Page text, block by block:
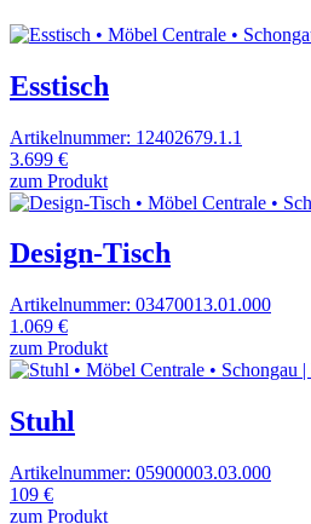
Esstisch
Artikelnummer: 12402679.1.1
3.699 €
zum Produkt
Design-Tisch
Artikelnummer: 03470013.01.000
1.069 €
zum Produkt
Stuhl
Artikelnummer: 05900003.03.000
109 €
zum Produkt